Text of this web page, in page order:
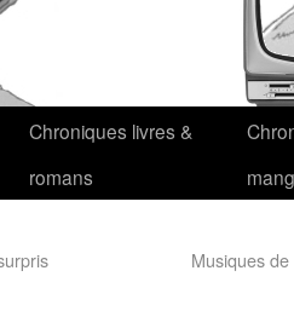
Chroniques livres &
romans
Musiques